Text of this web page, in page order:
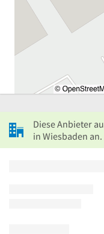
Diese Anbieter
in Wiesbaden an.